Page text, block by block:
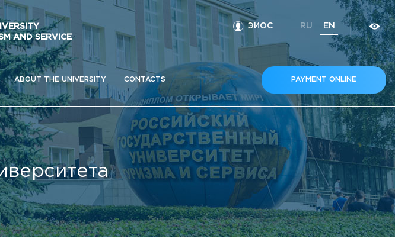
AND SERVICE
ЭИОС RU EN
ABOUT THE UNIVERSITY CONTACTS PAYMENT ONLINE